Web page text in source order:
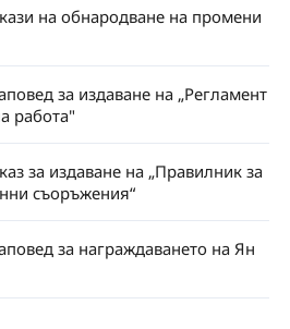
на обнародване на промени
за издаване на „Регламент
работа"
за издаване на „Правилник за
съоръжения“
за награждаването на Ян